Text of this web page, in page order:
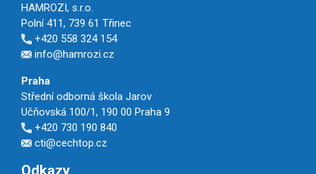
HAMROZI, s.r.o.
Polní 411, 739 61 Třinec
+420 558 324 154
info@hamrozi.cz
Praha
Střední odborná škola Jarov
Učňovská 100/1, 190 00 Praha 9
+420 730 190 840
cti@cechtop.cz
Odkazy